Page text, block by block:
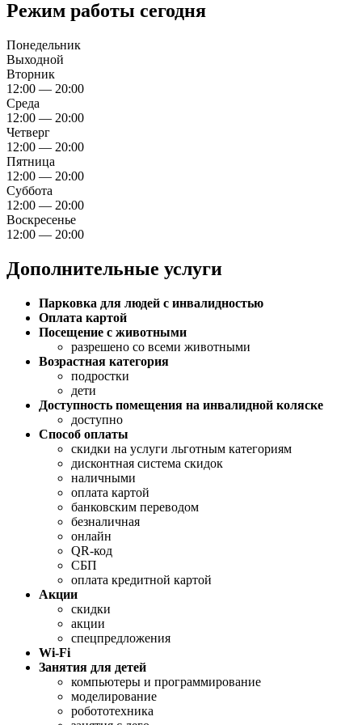
Режим работы сегодня
Понедельник
Выходной
Вторник
12:00 — 20:00
Среда
12:00 — 20:00
Четверг
12:00 — 20:00
Пятница
12:00 — 20:00
Суббота
12:00 — 20:00
Воскресенье
12:00 — 20:00
Дополнительные услуги
Парковка для людей с инвалидностью
Оплата картой
Посещение с животными
разрешено со всеми животными
Возрастная категория
подростки
дети
Доступность помещения на инвалидной коляске
доступно
Способ оплаты
скидки на услуги льготным категориям
дисконтная система скидок
наличными
оплата картой
банковским переводом
безналичная
онлайн
QR-код
СБП
оплата кредитной картой
Акции
скидки
акции
спецпредложения
Wi-Fi
Занятия для детей
компьютеры и программирование
моделирование
робототехника